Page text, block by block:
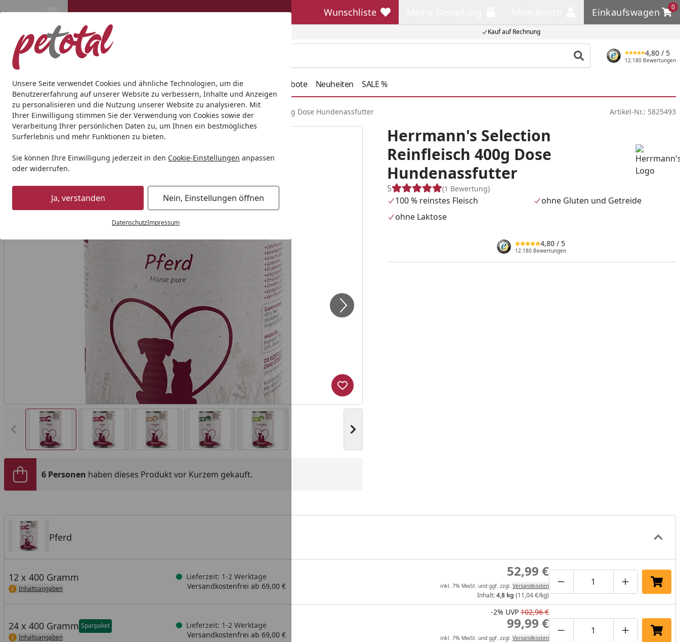
Unsere Seite verwendet Cookies und ähnliche Technologien, um die
Benutzererfahrung auf unserer Website zu verbessern, Inhalte und Anzeigen
zu personalisieren und die Nutzung unserer Website zu analysieren. Mit
Ihrer Einwilligung stimmen Sie der Verwendung von Cookies sowie der
Verarbeitung Ihrer persönlichen Daten zu, um Ihnen ein bestmögliches
Surferlebnis und mehr Funktionen zu bieten.
Sie können Ihre Einwilligung jederzeit in den Cookie-Einstellungen anpassen
oder widerrufen.
Ja, verstanden Nein, Einstellungen öffnen
DatenschutzImpressum
Kauf auf Rechnung
Kontakt Wunschliste
Wunschliste Einkaufswagen
0
Einkaufswagen
Produkt suchen
4,80 / 5
12.180 Bewertungen
Hund Katze Aquaristik Teich Andere Tierarten Geschenkideen Angebote Neuheiten SALE %
Startseite
Hund Hundenassfutter Herrmann's Herrmann's Selection Reinfleisch 400g Dose Hundenassfutter Artikel-Nr.: 5825493
Vorheriges Bild anzeigen Nächstes Bild anzeigen
Produkt zur Wunschliste hinzufügen
6 Personen haben dieses Produkt vor Kurzem gekauft.
Herrmann's Selection
Reinfleisch 400g Dose
Hundenassfutter
5 (1 Bewertung)
100 % reinstes Fleisch
ohne Gluten und Getreide
ohne Laktose
4,80 / 5
12.180 Bewertungen
Pferd
12 x 400 Gramm
Inhaltsangaben
Lieferzeit: 1-2 Werktage
Versandkostenfrei ab 69,00 €
52,99 €
inkl. 7% MwSt. und ggf. zzgl. Versandkosten
Inhalt:4,8 kg (11,04 €/kg)
Produktmenge um eins
Produktmenge In
24 x 400 Gramm Sparpaket
Inhaltsangaben
Lieferzeit: 1-2 Werktage
Versandkostenfrei ab 69,00 €
-2% UVP 102,96 €
99,99 €
inkl. 7% MwSt. und ggf. zzgl. Versandkosten Produktmenge um eins
Produktmenge In